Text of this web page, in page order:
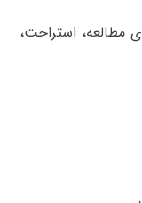
مطالعه، استراحت،